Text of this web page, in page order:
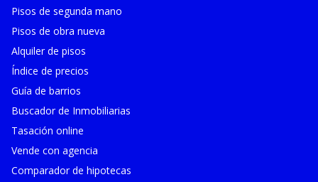
Pisos de segunda mano
Pisos de obra nueva
Alquiler de pisos
Índice de precios
Guía de barrios
Buscador de Inmobiliarias
Tasación online
Vende con agencia
Comparador de hipotecas